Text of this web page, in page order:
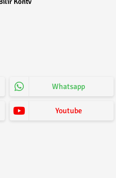
Whatsapp
Youtube